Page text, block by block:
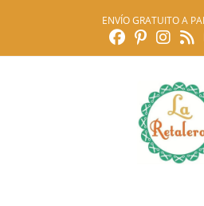
ENVÍO GRATUITO A